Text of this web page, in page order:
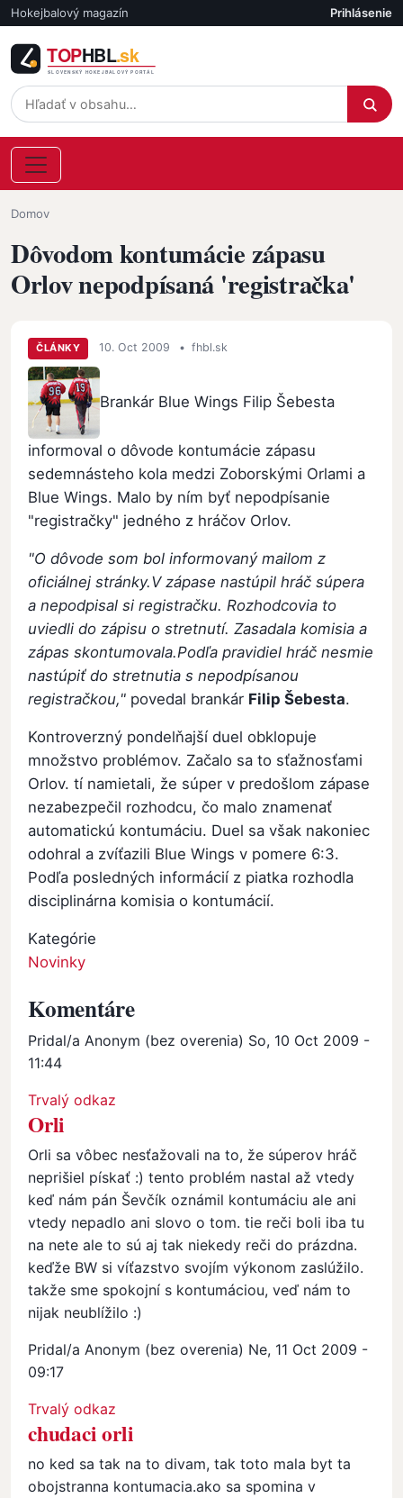
Skočiť na hlavný obsah
Hokejbalový magazín Účet
Prihlásenie
Omrvinka
Domov
Dôvodom kontumácie zápasu
Orlov nepodpísaná 'registračka'
ČLÁNKY 10. Oct 2009 • fhbl.sk
Brankár Blue Wings Filip Šebesta
informoval o dôvode kontumácie zápasu
sedemnásteho kola medzi Zoborskými Orlami a
Blue Wings. Malo by ním byť nepodpísanie
"registračky" jedného z hráčov Orlov.
"O dôvode som bol informovaný mailom z
oficiálnej stránky.V zápase nastúpil hráč súpera
a nepodpisal si registračku. Rozhodcovia to
uviedli do zápisu o stretnutí. Zasadala komisia a
zápas skontumovala.Podľa pravidiel hráč nesmie
nastúpiť do stretnutia s nepodpísanou
registračkou," povedal brankár Filip Šebesta.
Kontroverzný pondelňajší duel obklopuje
množstvo problémov. Začalo sa to sťažnosťami
Orlov. tí namietali, že súper v predošlom zápase
nezabezpečil rozhodcu, čo malo znamenať
automatickú kontumáciu. Duel sa však nakoniec
odohral a zvíťazili Blue Wings v pomere 6:3.
Podľa posledných informácií z piatka rozhodla
disciplinárna komisia o kontumácií.
Kategórie
Novinky
Komentáre
Pridal/a Anonym (bez overenia) So, 10 Oct 2009 -
11:44
Trvalý odkaz
Orli
Orli sa vôbec nesťažovali na to, že súperov hráč
neprišiel pískať :) tento problém nastal až vtedy
keď nám pán Ševčík oznámil kontumáciu ale ani
vtedy nepadlo ani slovo o tom. tie reči boli iba tu
na nete ale to sú aj tak niekedy reči do prázdna.
keďže BW si víťazstvo svojím výkonom zaslúžilo.
takže sme spokojní s kontumáciou, veď nám to
nijak neublížilo :)
Pridal/a Anonym (bez overenia) Ne, 11 Oct 2009 -
09:17
In reply toOrli
Trvalý odkaz
chudaci orli
no ked sa tak na to divam, tak toto mala byt ta
obojstranna kontumacia.ako sa spomina v